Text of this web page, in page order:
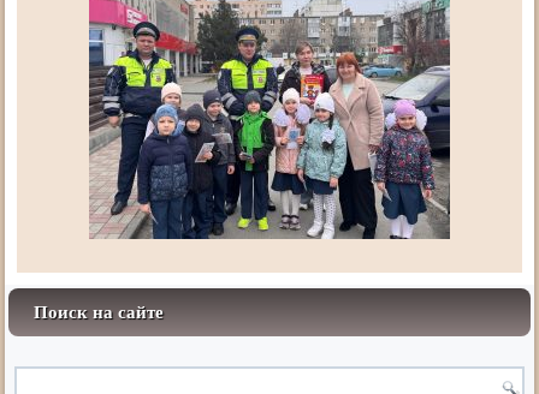
Поиск на сайте